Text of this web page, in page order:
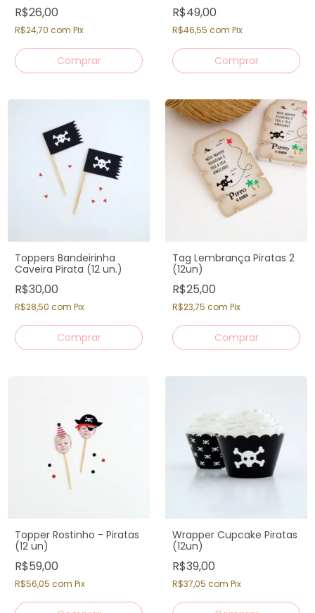
R$26,00
R$24,70 com Pix
R$49,00
R$46,55 com Pix
Comprar
Toppers Bandeirinha
Caveira Pirata (12 un.)
R$30,00
R$28,50 com Pix
Tag Lembrança Piratas 2
(12un)
R$25,00
R$23,75 com Pix
Topper Rostinho - Piratas
(12 un)
R$59,00
R$56,05 com Pix
Wrapper Cupcake Piratas
(12un)
R$39,00
R$37,05 com Pix